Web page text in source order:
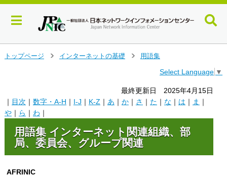
ン
ャ
トップページ
インターネットの基礎
用語集
Select Language ▼
最終更新日 2025年4月15日
｜ 目次 ｜ 数字・A-H ｜ I-J ｜ K-Z ｜ あ ｜ か｜ さ ｜ た ｜ な ｜ は ｜ ま ｜
や｜ ら ｜ わ ｜
用語集 インターネット関連組織、部
局、委員会、グループ関連
AFRINIC